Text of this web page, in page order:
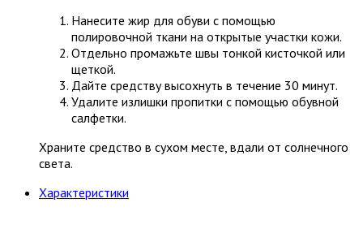
Нанесите жир для обуви с помощью
полировочной ткани на открытые участки кожи.
Отдельно промажьте швы тонкой кисточкой или
щеткой.
Дайте средству высохнуть в течение 30 минут.
Удалите излишки пропитки с помощью обувной
салфетки.
Храните средство в сухом месте, вдали от солнечного
света.
Характеристики